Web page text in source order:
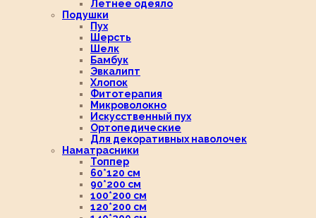
Летнее одеяло
Подушки
Пух
Шерсть
Шелк
Бамбук
Эвкалипт
Хлопок
Фитотерапия
Микроволокно
Искусственный пух
Ортопедические
Для декоративных наволочек
Наматрасники
Топпер
60*120 см
90*200 см
100*200 см
120*200 см